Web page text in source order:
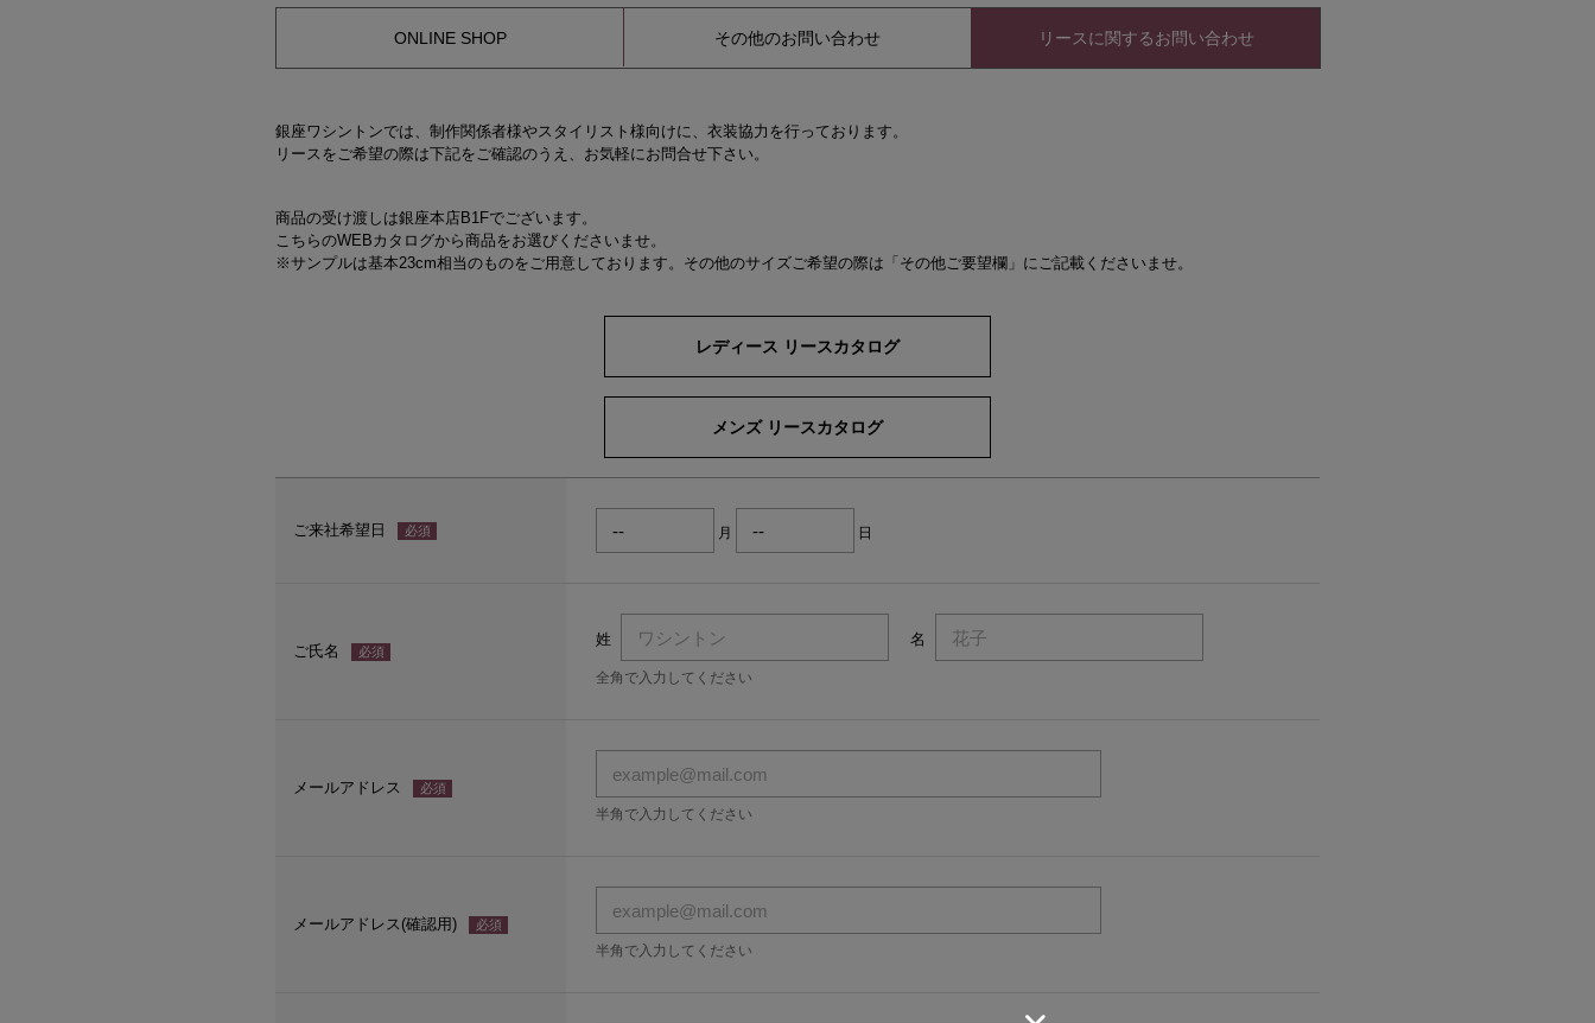
ONLINE SHOP その他のお問い合わせ リースに関するお問い合わせ
銀座ワシントンでは、制作関係者様やスタイリスト様向けに、衣装協力を行っております。
リースをご希望の際は下記をご確認のうえ、お気軽にお問合せ下さい。
商品の受け渡しは銀座本店B1Fでございます。
こちらのWEBカタログから商品をお選びくださいませ。
※サンプルは基本23cm相当のものをご用意しております。その他のサイズご希望の際は「その他ご要望欄」にご記載くださいませ。
レディース リースカタログ
メンズ リースカタログ
ご来社希望日 必須 月 日
ご氏名 必須
姓 名
全角で入力してください
メールアドレス 必須
半角で入力してください
メールアドレス(確認用) 必須
半角で入力してください